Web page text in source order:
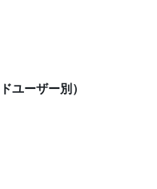
ユーザー別）